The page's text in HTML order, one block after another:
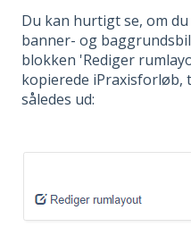
Du kan hurtigt se, om
banner- og
blokken 'Rediger
kopierede iPraxisforløb,
således ud: